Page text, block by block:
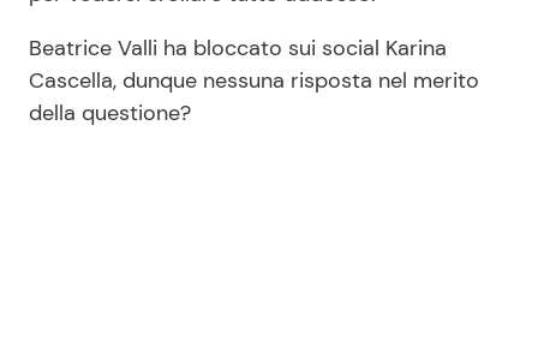
Beatrice Valli ha bloccato sui social Karina
Cascella, dunque nessuna risposta nel merito
della questione?